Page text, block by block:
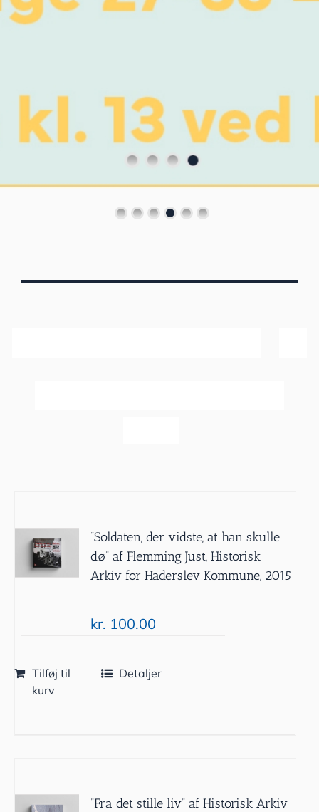
”Soldaten, der vidste, at han skulle
dø” af Flemming Just, Historisk
Arkiv for Haderslev Kommune, 2015
kr. 100.00
Tilføj til
kurv
Detaljer
”Fra det stille liv” af Historisk Arkiv